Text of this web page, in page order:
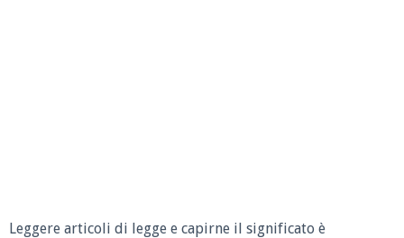
Leggere articoli di legge e capirne il significato è